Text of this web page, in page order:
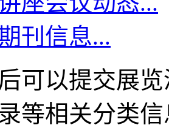
刊信息...
可以提交展
等相关分类